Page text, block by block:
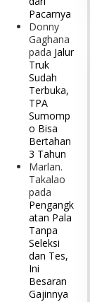
Pacarnya
Donny
Gaghana
pada Jalur
Truk
Sudah
Terbuka,
TPA
Sumomp
o Bisa
Bertahan
3 Tahun
Marlan.
Takalao
pada
Pengangk
atan Pala
Tanpa
Seleksi
dan Tes,
Ini
Besaran
Gajinnya